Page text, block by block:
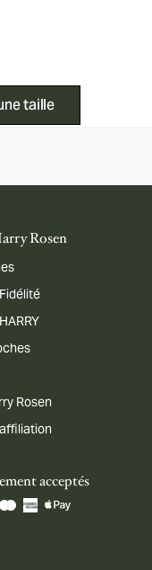
taille
Rosen
Rosen
acceptés